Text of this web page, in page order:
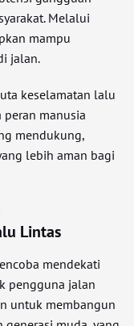
Melalui
mampu
jalan.
keselamatan lalu
manusia
mendukung,
lebih aman bagi
Lintas
mendekati
pengguna jalan
untuk membangun